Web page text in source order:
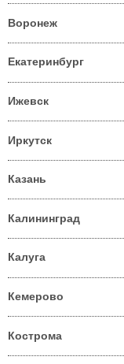
Воронеж
Екатеринбург
Ижевск
Иркутск
Казань
Калининград
Калуга
Кемерово
Кострома